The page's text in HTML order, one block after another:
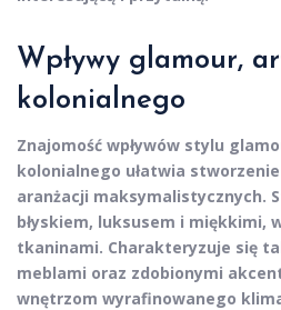
Wpływy glamour,
kolonialnego
Znajomość wpływów stylu
kolonialnego ułatwia
aranżacji maksymalistycznych.
błyskiem, luksusem i miękkimi,
tkaninami. Charakteryzuje się
meblami oraz zdobionymi
wnętrzom wyrafinowanego